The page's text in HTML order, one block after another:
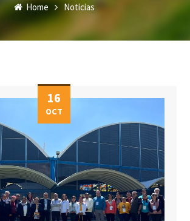
Home Noticias
16
OCT